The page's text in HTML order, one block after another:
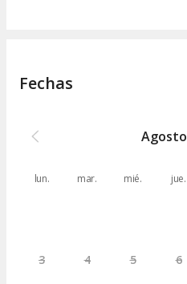
Fechas
Agosto
lun. mar. mié. jue.
3 4 5 6